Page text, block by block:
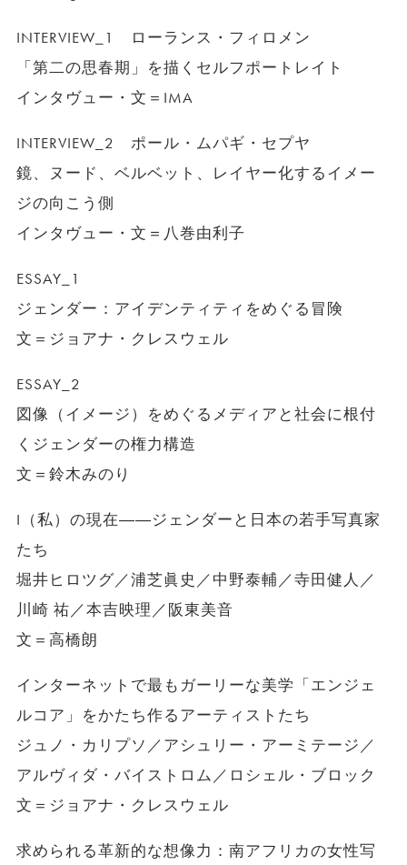
INTERVIEW_1 ローランス・フィロメン
「第二の思春期」を描くセルフポートレイト
インタヴュー・文＝IMA
INTERVIEW_2 ポール・ムパギ・セプヤ
鏡、ヌード、ベルベット、レイヤー化するイメー
ジの向こう側
インタヴュー・文＝八巻由利子
ESSAY_1
ジェンダー：アイデンティティをめぐる冒険
文＝ジョアナ・クレスウェル
ESSAY_2
図像（イメージ）をめぐるメディアと社会に根付
くジェンダーの権力構造
文＝鈴木みのり
I（私）の現在――ジェンダーと日本の若手写真家
たち
堀井ヒロツグ／浦芝眞史／中野泰輔／寺田健人／
川崎 祐／本吉映理／阪東美音
文＝高橋朗
インターネットで最もガーリーな美学「エンジェ
ルコア」をかたち作るアーティストたち
ジュノ・カリプソ／アシュリー・アーミテージ／
アルヴィダ・バイストロム／ロシェル・ブロック
文＝ジョアナ・クレスウェル
求められる革新的な想像力：南アフリカの女性写